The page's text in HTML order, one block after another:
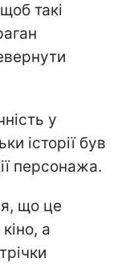
такі
у
історії був
персонажа.
що це
а